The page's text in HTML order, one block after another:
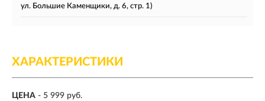
ул. Большие Каменщики, д. 6, стр. 1)
ХАРАКТЕРИСТИКИ
ЦЕНА - 5 999 руб.